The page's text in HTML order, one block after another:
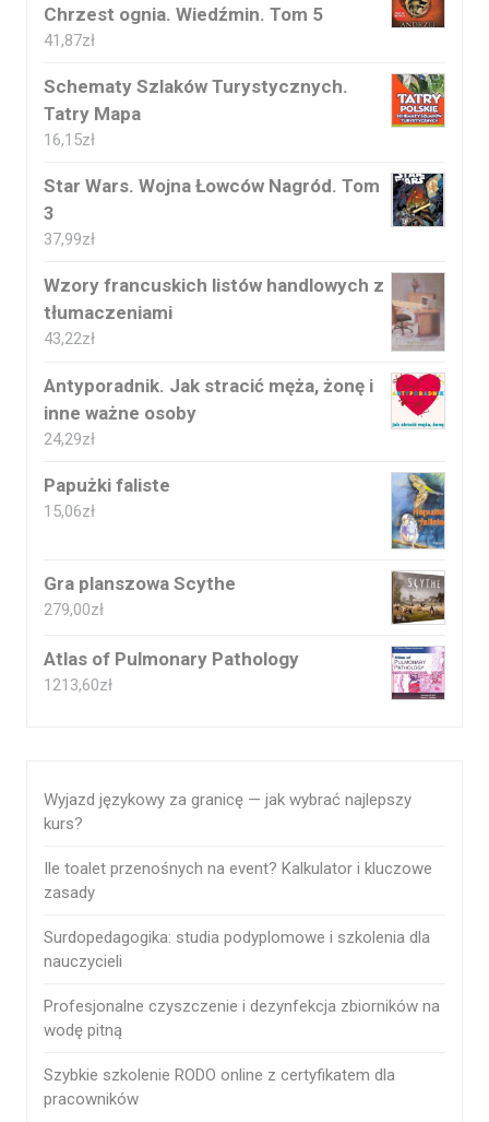
Chrzest ognia. Wiedźmin. Tom 5
41,87zł
Schematy Szlaków Turystycznych.
Tatry Mapa
16,15zł
Star Wars. Wojna Łowców Nagród. Tom
3
37,99zł
Wzory francuskich listów handlowych z
tłumaczeniami
43,22zł
Antyporadnik. Jak stracić męża, żonę i
inne ważne osoby
24,29zł
Papużki faliste
15,06zł
Gra planszowa Scythe
279,00zł
Atlas of Pulmonary Pathology
1213,60zł
Wyjazd językowy za granicę — jak wybrać najlepszy
kurs?
Ile toalet przenośnych na event? Kalkulator i kluczowe
zasady
Surdopedagogika: studia podyplomowe i szkolenia dla
nauczycieli
Profesjonalne czyszczenie i dezynfekcja zbiorników na
wodę pitną
Szybkie szkolenie RODO online z certyfikatem dla
pracowników